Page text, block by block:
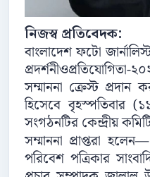
নিজস্ব প্রতিবেদক:
বাংলাদেশ ফটো
সম্মাননা ক্রেস্ট
হিসেবে বৃহস্পতিবার
সংগঠনটির কেন্দ্রীয়
সম্মাননা প্রাপ্তরা
পরিবেশ পত্রিকার